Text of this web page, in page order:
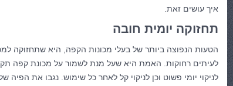
איך עושים זאת.
תחזוקה יומית חובה
הטעות הנפוצה ביותר של בעלי מכונות הקפה, היא שתחזוקה
לעיתים רחוקות. האמת היא שעל מנת לשמור על מכונת קפה
לניקוי יומי פשוט וכן לניקוי קל לאחר כל שימוש. נגבו את